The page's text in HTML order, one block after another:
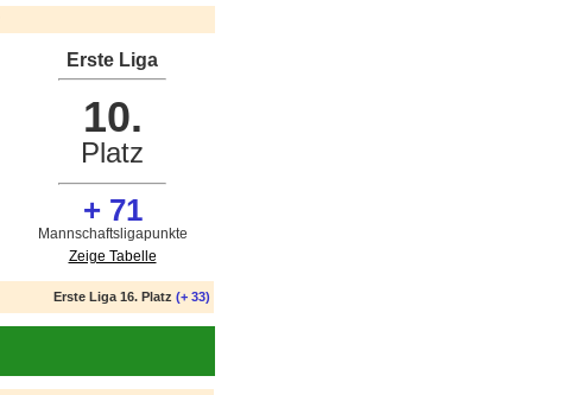
Erste Liga
10.
Platz
+ 71
Mannschaftsligapunkte
Zeige Tabelle
Erste Liga 16. Platz (+ 33)